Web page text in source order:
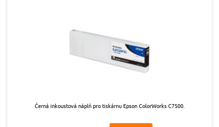
Černá inkoustová náplň pro tiskárnu Epson ColorWorks C7500.